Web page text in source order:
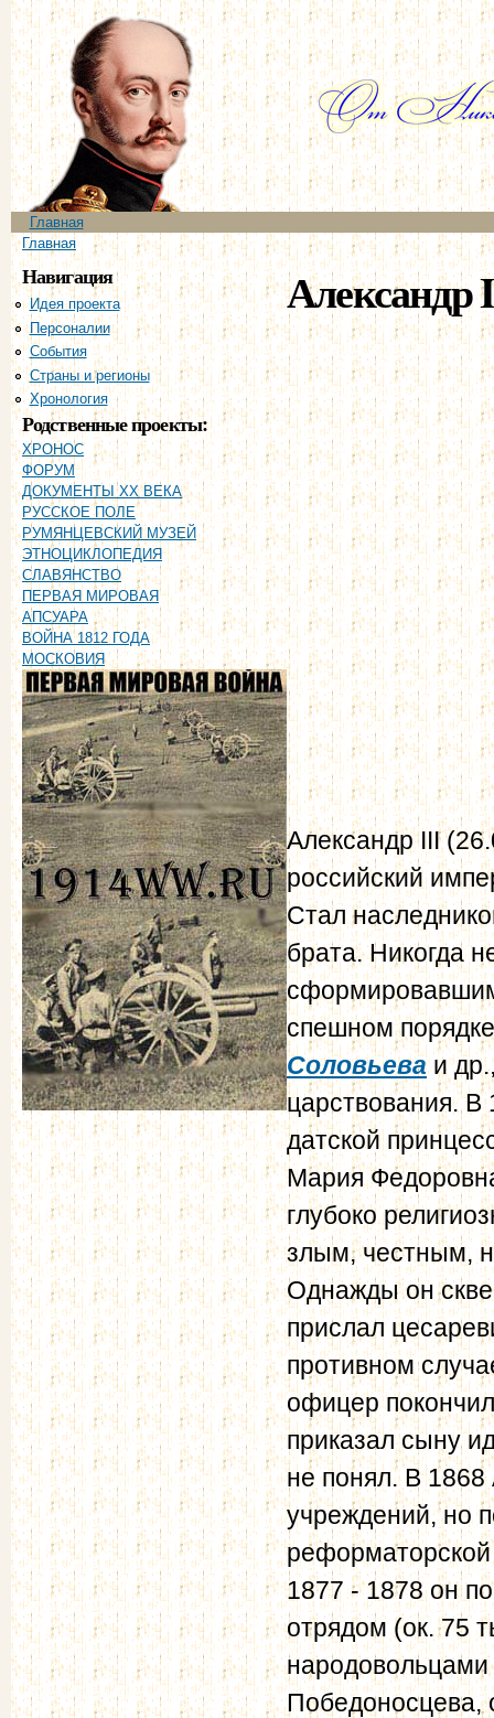
Главное меню
Главная
Вы здесь
Главная
Навигация
Идея проекта
Персоналии
События
Страны и регионы
Хронология
Родственные проекты:
ХРОНОС
ФОРУМ
ДОКУМЕНТЫ XX ВЕКА
РУССКОЕ ПОЛЕ
РУМЯНЦЕВСКИЙ МУЗЕЙ
ЭТНОЦИКЛОПЕДИЯ
СЛАВЯНСТВО
ПЕРВАЯ МИРОВАЯ
АПСУАРА
ВОЙНА 1812 ГОДА
МОСКОВИЯ
Александр
Александр III
российский
Стал
брата. Никогда
спешном
Соловьеваи
царствования. В
датской
Мария
глубоко
злым, честным,
Однажды он
прислал
противном
офицер
приказал сыну
не понял. В 1868
учреждений, но
реформаторской
1877 - 1878 он
отрядом (ок. 75
народовольцами
Победоносцева,